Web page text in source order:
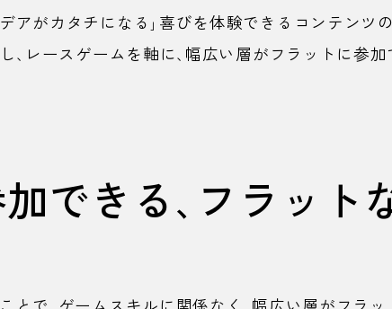
アがカタチになる」喜びを体験できるコンテンツ
レースゲームを軸に、幅広い層がフラットに参
できる、フラット